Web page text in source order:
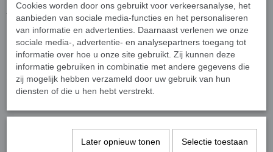
Tas Bedel Ster Roze
Deze leuke ster bevestig je aan je hengels van je tas.
Maak van je tas een waar mode item.
Specificaties
Save
Cookies worden door ons gebruikt voor verkeersanalyse, het
aanbieden van sociale media-functies en het personaliseren
van informatie en advertenties. Daarnaast verlenen we onze
sociale media-, advertentie- en analysepartners toegang tot
informatie over hoe u onze site gebruikt. Zij kunnen deze
informatie gebruiken in combinatie met andere gegevens die
zij mogelijk hebben verzameld door uw gebruik van hun
diensten of die u hen hebt verstrekt.
Later opnieuw tonen Selectie toestaan